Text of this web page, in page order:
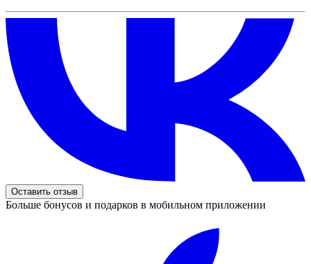
Оставить отзыв
Больше бонусов и подарков в мобильном приложении